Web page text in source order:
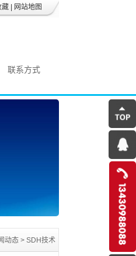
藏 网站地图
联系方式
,OSN1500,整机及相关业务处理
动态 > SDH技术